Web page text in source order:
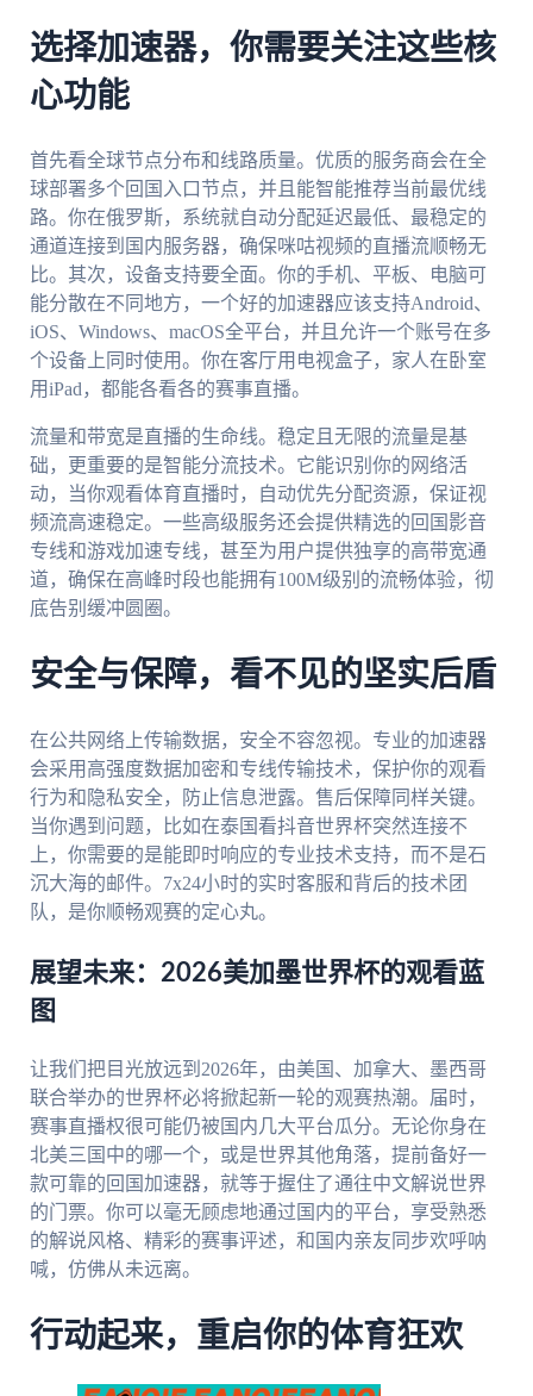
选择加速器，你需要关注这些核
心功能
首先看全球节点分布和线路质量。优质的服务商会在全
球部署多个回国入口节点，并且能智能推荐当前最优线
路。你在俄罗斯，系统就自动分配延迟最低、最稳定的
通道连接到国内服务器，确保咪咕视频的直播流顺畅无
比。其次，设备支持要全面。你的手机、平板、电脑可
能分散在不同地方，一个好的加速器应该支持Android、
iOS、Windows、macOS全平台，并且允许一个账号在多
个设备上同时使用。你在客厅用电视盒子，家人在卧室
用iPad，都能各看各的赛事直播。
流量和带宽是直播的生命线。稳定且无限的流量是基
础，更重要的是智能分流技术。它能识别你的网络活
动，当你观看体育直播时，自动优先分配资源，保证视
频流高速稳定。一些高级服务还会提供精选的回国影音
专线和游戏加速专线，甚至为用户提供独享的高带宽通
道，确保在高峰时段也能拥有100M级别的流畅体验，彻
底告别缓冲圆圈。
安全与保障，看不见的坚实后盾
在公共网络上传输数据，安全不容忽视。专业的加速器
会采用高强度数据加密和专线传输技术，保护你的观看
行为和隐私安全，防止信息泄露。售后保障同样关键。
当你遇到问题，比如在泰国看抖音世界杯突然连接不
上，你需要的是能即时响应的专业技术支持，而不是石
沉大海的邮件。7x24小时的实时客服和背后的技术团
队，是你顺畅观赛的定心丸。
展望未来：2026美加墨世界杯的观看蓝
图
让我们把目光放远到2026年，由美国、加拿大、墨西哥
联合举办的世界杯必将掀起新一轮的观赛热潮。届时，
赛事直播权很可能仍被国内几大平台瓜分。无论你身在
北美三国中的哪一个，或是世界其他角落，提前备好一
款可靠的回国加速器，就等于握住了通往中文解说世界
的门票。你可以毫无顾虑地通过国内的平台，享受熟悉
的解说风格、精彩的赛事评述，和国内亲友同步欢呼呐
喊，仿佛从未远离。
行动起来，重启你的体育狂欢